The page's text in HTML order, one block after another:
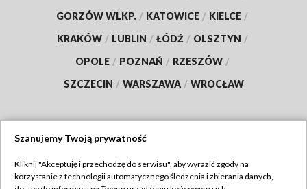
GORZÓW WLKP. / KATOWICE / KIELCE /
KRAKÓW / LUBLIN / ŁÓDŹ / OLSZTYN /
OPOLE / POZNAŃ / RZESZÓW /
SZCZECIN / WARSZAWA / WROCŁAW
TVP
Szanujemy Twoją prywatność
Kliknij "Akceptuję i przechodzę do serwisu", aby wyrazić zgody na
korzystanie z technologii automatycznego śledzenia i zbierania danych,